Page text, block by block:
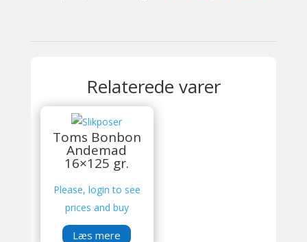
Relaterede varer
Toms Bonbon
Andemad
16×125 gr.
Please, login to see
prices and buy
Læs mere